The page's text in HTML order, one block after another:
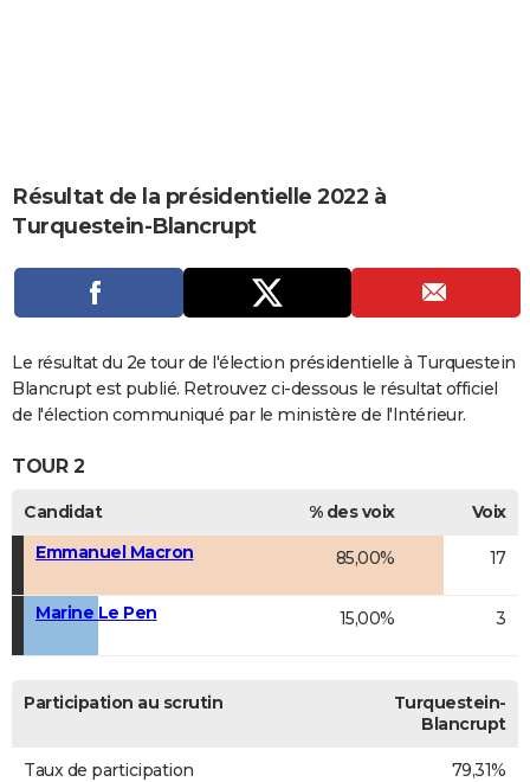
Carte de Noël
Carte Bonne année
Carte Saint-Valentin
Carte Pâques
Carte d'anniversaire
DICTIONNAIRE
PROGRAMME TV
COPAINS D'AVANT
S'inscrire
Se connecter
Lycées
Collèges
Primaires
Universités
Entreprises
Service militaire
Avis de recherche
AVIS DE DÉCÈS
FORUM
Bricolage
Lifestyle
Culture
Sport
Auto
Television
Voyage
Cinema
Résultat de la présidentielle 2022 à
Turquestein-Blancrupt
Le résultat du 2e tour de l'élection présidentielle à Turquestein
Blancrupt est publié. Retrouvez ci-dessous le résultat officiel
de l'élection communiqué par le ministère de l'Intérieur.
TOUR 2
Candidat % des voix
Voix
Emmanuel Macron
85,00% 17
Marine Le Pen 15,00% 3
Participation au scrutin
Turquestein-
Blancrupt
Taux de participation 79,31%